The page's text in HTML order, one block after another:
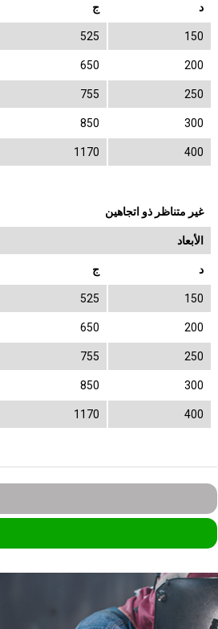
ج د
525 150
650 200
755 250
850 300
1170 400
غير متناظر ذو اتجاهين
الأبعاد
ج د
525 150
650 200
755 250
850 300
1170 400